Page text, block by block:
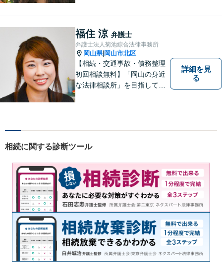
でサポートしていきます。ど
んなささいなことでも構いま
せん。お気軽にご相談くださ
い。【土曜日も受付可能】
【専用駐車場あり】
福住 涼 弁護士
弁護士法人菊池綜合法律事務所
岡山県| 岡山市北区
【相続・交通事故・債務整理
初回相談無料】「岡山の身近
な法律相談所」を目指してい
んなささいなことでも構いま
い。【土曜日も受付可能】
【専用駐車場あり】
詳細を見
る
相続に関する診断ツール